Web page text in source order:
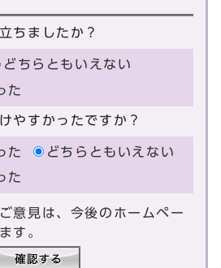
ちましたか？
どちらともいえない
た
やすかったですか？
た
どちらともいえない
た
意見は、今後のホームペー
す。